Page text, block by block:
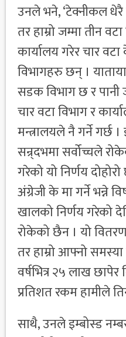
उनले भने, ‘टेक्नीकल धेरै
तर हाम्रो जम्मा तीन
कार्यालय गरेर चार वटा
विभागहरु छन् ।
सडक विभाग छ र पानी
चार वटा विभाग र
मन्त्रालयले नै गर्ने गर्छ
सन्र्दभमा सर्वोच्चले
गरेको यो निर्णय
अंग्रेजी के मा गर्ने भन्ने
खालको निर्णय गरेको
रोकेको छैन । यो
तर हाम्रो आफ्नो
वर्षभित्र २५ लाख
प्रतिशत रकम हामीले
साथै, उनले इम्बोस्ड